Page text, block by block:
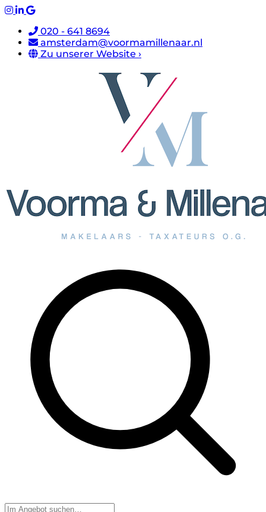
020 - 641 8694
amsterdam@voormamillenaar.nl
Zu unserer Website ›